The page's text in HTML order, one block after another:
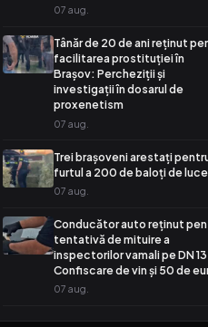
07 aug.
Tânăr de 20 de ani reținut
facilitarea prostituției în
Brașov: Percheziții și
investigații în dosarul de
proxenetism
07 aug.
Trei brașoveni arestați
furtul a 200 de baloți de
07 aug.
Conducător auto reținut
tentativă de mituire a
inspectorilor vamali pe DN
Confiscare de vin și 50 de
07 aug.